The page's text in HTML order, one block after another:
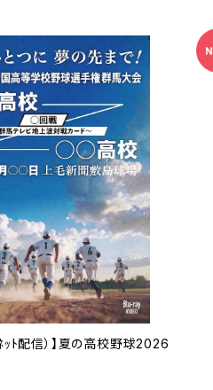
ﾈｯﾄ配信）】夏の高校野球2026